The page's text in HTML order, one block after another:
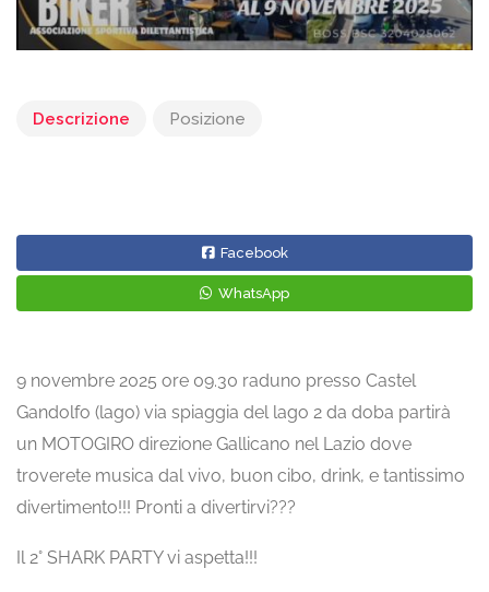
Descrizione Posizione
Facebook
WhatsApp
9 novembre 2025 ore 09.30 raduno presso Castel
Gandolfo (lago) via spiaggia del lago 2 da doba partirà
un MOTOGIRO direzione Gallicano nel Lazio dove
troverete musica dal vivo, buon cibo, drink, e tantissimo
divertimento!!! Pronti a divertirvi???
Il 2° SHARK PARTY vi aspetta!!!